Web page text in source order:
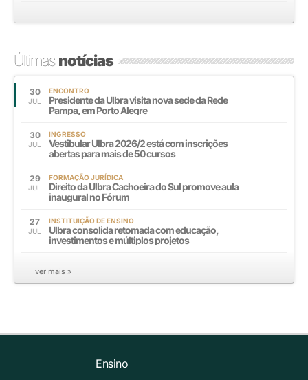
Últimasnotícias
30
JUL
ENCONTRO
Presidente da Ulbra visita nova sede da Rede
Pampa, em Porto Alegre
30
JUL
INGRESSO
Vestibular Ulbra 2026/2 está com inscrições
abertas para mais de 50 cursos
29
JUL
FORMAÇÃO JURÍDICA
Direito da Ulbra Cachoeira do Sul promove aula
inaugural no Fórum
27
JUL
INSTITUIÇÃO DE ENSINO
Ulbra consolida retomada com educação,
investimentos e múltiplos projetos
ver mais »
Ensino